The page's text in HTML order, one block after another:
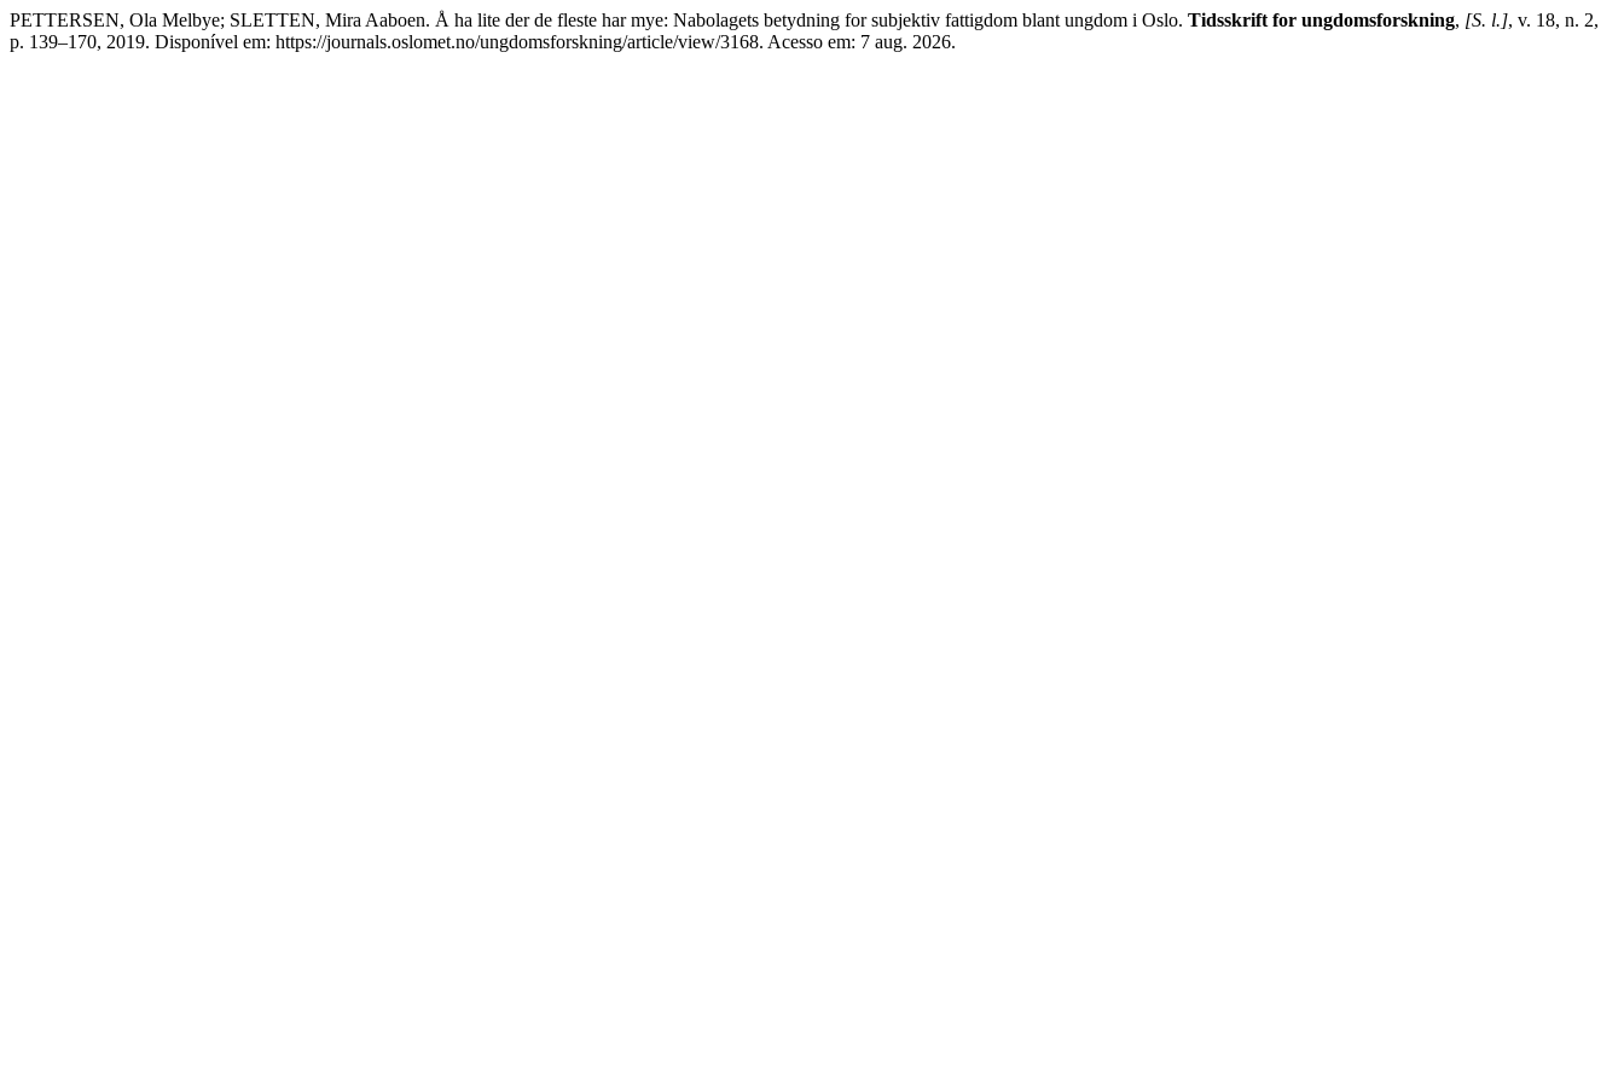
PETTERSEN, Ola Melbye; SLETTEN, Mira Aaboen. Å ha lite der de fleste har mye: Nabolagets betydning for subjektiv fattigdom blant ungdom i Oslo. Tidsskrift for ungdomsforskning, [S. l.], v. 18, n. 2,
p. 139–170, 2019. Disponível em: https://journals.oslomet.no/ungdomsforskning/article/view/3168. Acesso em: 7 aug. 2026.